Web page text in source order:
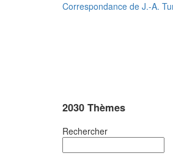
Correspondance de J.-A.
2030 Thèmes
Rechercher